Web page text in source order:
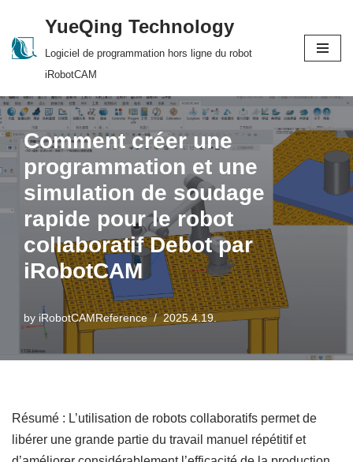
Skip
YueQing Technology
Logiciel de programmation hors ligne du robot
iRobotCAM
Comment créer une
programmation et une
simulation de soudage
rapide pour le robot
collaboratif Debot par
iRobotCAM
by iRobotCAMReference 2025.4.19.
Résumé : L’utilisation de robots collaboratifs permet de
libérer une grande partie du travail manuel répétitif et